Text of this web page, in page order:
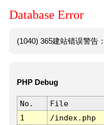
Database Error
(1040) 365建站错误警告
PHP Debug
No. File
1
/index.php